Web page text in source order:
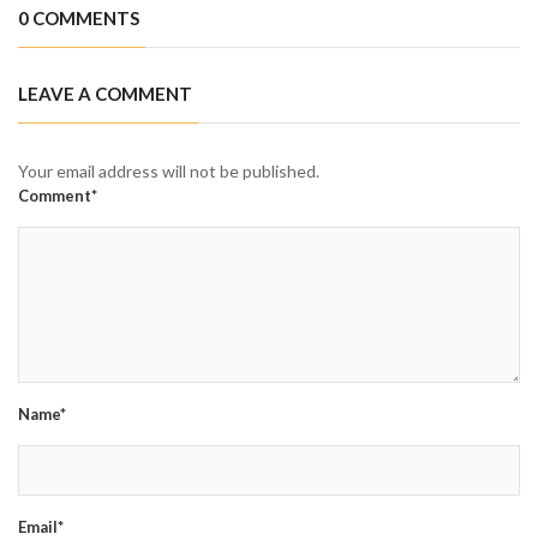
0 COMMENTS
LEAVE A COMMENT
Your email address will not be published.
Comment*
Name*
Email*